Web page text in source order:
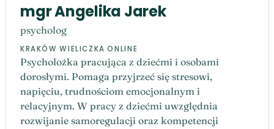
mgr Angelika Jarek
psycholog
KRAKÓW·WIELICZKA·ONLINE
Psycholożka pracująca z dziećmi i osobami
dorosłymi. Pomaga przyjrzeć się stresowi,
napięciu, trudnościom emocjonalnym i
relacyjnym. W pracy z dziećmi uwzględnia
rozwijanie samoregulacji oraz kompetencji